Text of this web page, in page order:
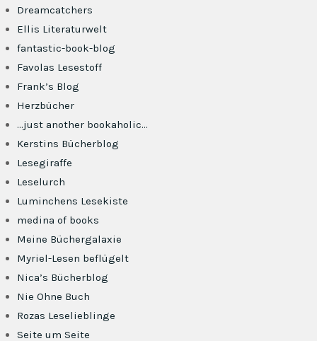
Dreamcatchers
Ellis Literaturwelt
fantastic-book-blog
Favolas Lesestoff
Frank’s Blog
Herzbücher
…just another bookaholic…
Kerstins Bücherblog
Lesegiraffe
Leselurch
Luminchens Lesekiste
medina of books
Meine Büchergalaxie
Myriel-Lesen beflügelt
Nica’s Bücherblog
Nie Ohne Buch
Rozas Leselieblinge
Seite um Seite